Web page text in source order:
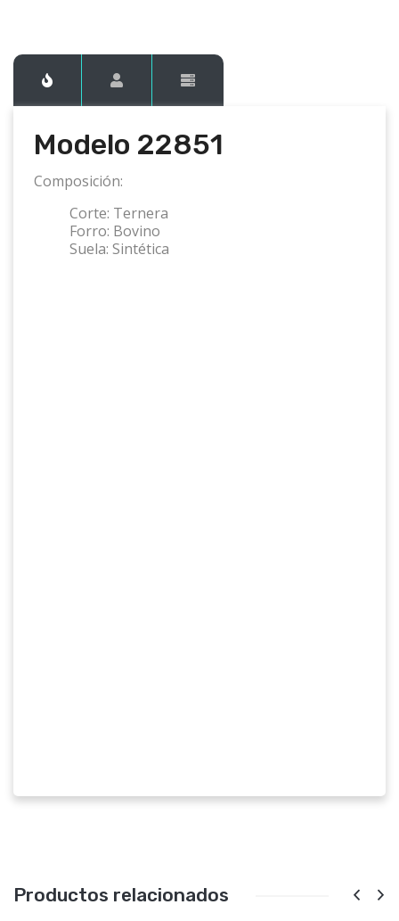
Modelo 22851
Composición:
Corte: Ternera
Forro: Bovino
Suela: Sintética
Productos relacionados